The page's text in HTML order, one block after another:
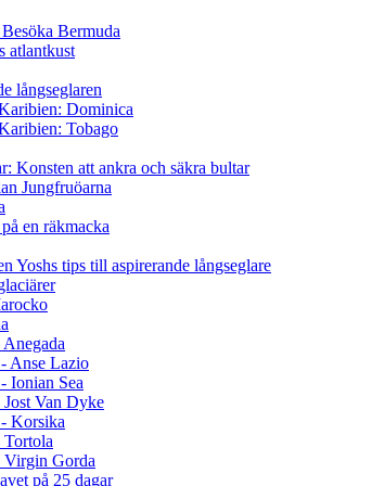
Bermuda
atlantkust
långseglaren
Dominica
Tobago
Konsten att ankra och säkra bultar
Jungfruöarna
en räkmacka
Yoshs tips till aspirerande långseglare
Anse Lazio
Ionian Sea
Van Dyke
Korsika
Virgin Gorda
på 25 dagar